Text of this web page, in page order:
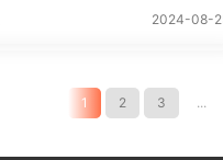
2024-08-
1 2 3 ...